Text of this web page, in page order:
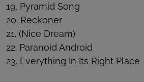
19. Pyramid Song
20. Reckoner
21. (Nice Dream)
22. Paranoid Android
23. Everything In Its Right Place